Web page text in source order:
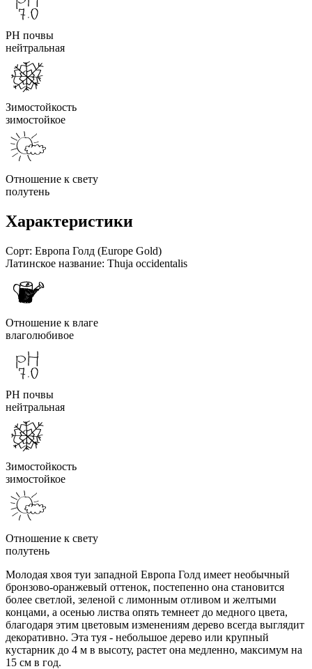
PH почвы
нейтральная
Зимостойкость
зимостойкое
Отношение к свету
полутень
Характеристики
Сорт: Европа Голд (Europe Gold)
Латинское название: Thuja occidentalis
Отношение к влаге
влаголюбивое
PH почвы
нейтральная
Зимостойкость
зимостойкое
Отношение к свету
полутень
Молодая хвоя туи западной Европа Голд имеет необычный
бронзово-оранжевый оттенок, постепенно она становится
более светлой, зеленой с лимонным отливом и желтыми
концами, а осенью листва опять темнеет до медного цвета,
благодаря этим цветовым изменениям дерево всегда выглядит
декоративно. Эта туя - небольшое дерево или крупный
кустарник до 4 м в высоту, растет она медленно, максимум на
15 см в год.